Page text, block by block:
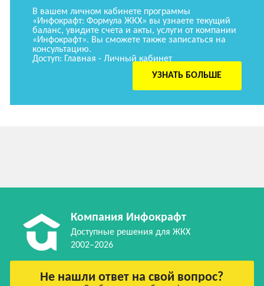
В вашем личном кабинете программы
«Инфокрафт: Формула ЖКХ» вы узнаете текущий
баланс, увидите счета и акты, услуги от компании
«Инфокрафт». Вы сможете также записаться на
консультацию.
Доступ: Главная - Личный кабинет
УЗНАТЬ БОЛЬШЕ
Компания Инфокрафт
Доступные решения для ЖКХ
2002–2026
Не нашли ответ на свой вопрос?